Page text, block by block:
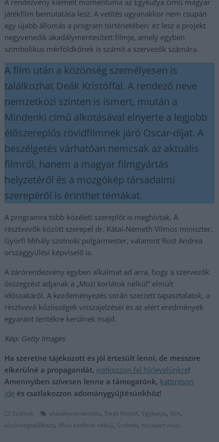
A rendezvény kiemelt momentuma az Egykutya című magyar
játékfilm bemutatása lesz. A vetítés ugyanakkor nem csupán
egy újabb állomás a program történetében: ez lesz a projekt
negyvenedik akadálymentesített filmje, amely egyben
szimbolikus mérföldkőnek is számít a szervezők számára.
A film után a közönség személyesen is
találkozhat Deák Kristóffal. A rendező neve
nemzetközi szinten is ismert, miután a
Mindenki című alkotásával elnyerte a legjobb
élőszereplős rövidfilmnek járó Oscar-díjat. A
beszélgetés várhatóan nemcsak az aktuális
filmről, hanem a magyar filmgyártás
helyzetéről és a mozgókép társadalmi
szerepéről is érinthet témákat.
A programra több közéleti szereplőt is meghívtak. A
résztvevők között szerepel dr. Kátai-Németh Vilmos miniszter,
Györfi Mihály szolnoki polgármester, valamint Rost Andrea
országgyűlési képviselő is.
A zárórendezvény egyben alkalmat ad arra, hogy a szervezők
összegzést adjanak a „Mozi korlátok nélkül” elmúlt
időszakáról. A kezdeményezés során szerzett tapasztalatok, a
résztvevő közösségek visszajelzései és az elért eredmények
egyaránt terítékre kerülnek majd.
Kép: Getty Images
Ha szeretne tájékozott és jól értesült lenni, de messzire
elkerülné a propagandát, iratkozzon fel hírlevelünkre!
Amennyiben szívesen lenne a támogatónk, kattintson
ide és csatlakozzon adománygyűjtésünkhöz!
Szolnok akadálymentesítés, Deák Kristóf, Egykutya, film,
közönségtalálkozó, Mozi korlátok nélkül, Szolnok, tiszapart mozi